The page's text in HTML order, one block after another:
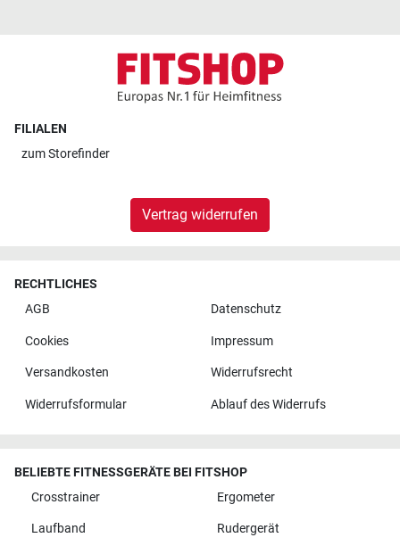
FILIALEN
zumStorefinder
Vertrag widerrufen
RECHTLICHES
AGB
Datenschutz
Cookies Impressum
Versandkosten Widerrufsrecht
Widerrufsformular Ablauf des Widerrufs
BELIEBTE FITNESSGERÄTE BEI FITSHOP
Crosstrainer
Ergometer
Laufband Rudergerät